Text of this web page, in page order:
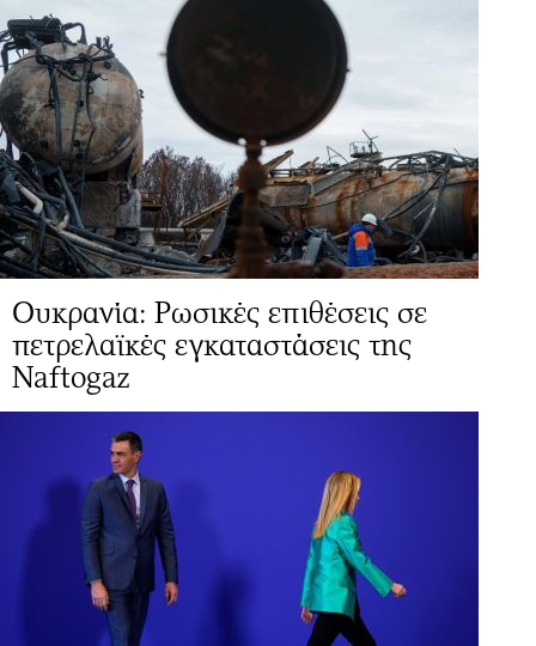
Ουκρανία: Ρωσικές επιθέσεις σε
πετρελαϊκές εγκαταστάσεις της
Naftogaz